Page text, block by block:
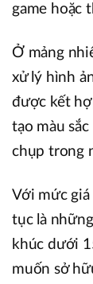
game hoặc
Ở mảng
xử lý hình
được kết
tạo màu
chụp trong
Với mức
tục là
khúc dưới
muốn sở